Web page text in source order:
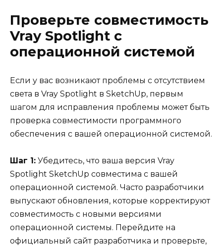
Проверьте совместимость
Vray Spotlight с
операционной системой
Если у вас возникают проблемы с отсутствием
света в Vray Spotlight в SketchUp, первым
шагом для исправления проблемы может быть
проверка совместимости программного
обеспечения с вашей операционной системой.
Шаг 1: Убедитесь, что ваша версия Vray
Spotlight SketchUp совместима с вашей
операционной системой. Часто разработчики
выпускают обновления, которые корректируют
совместимость с новыми версиями
операционной системы. Перейдите на
официальный сайт разработчика и проверьте,